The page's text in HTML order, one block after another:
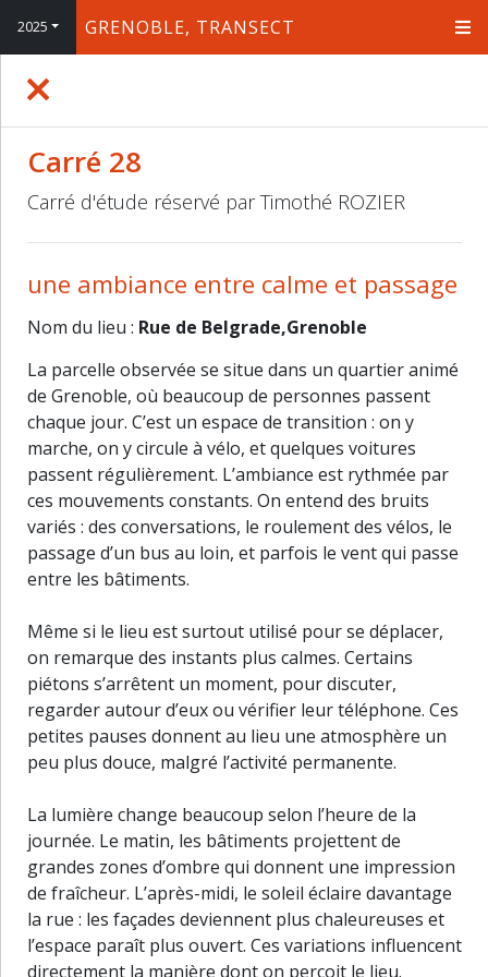
2025 GRENOBLE, TRANSECT
+
30 m
Carré 28
Carré d'étude réservé par Timothé ROZIER
une ambiance entre calme et passage
Nom du lieu : Rue de Belgrade,Grenoble
La parcelle observée se situe dans un quartier animé
de Grenoble, où beaucoup de personnes passent
chaque jour. C’est un espace de transition : on y
marche, on y circule à vélo, et quelques voitures
passent régulièrement. L’ambiance est rythmée par
ces mouvements constants. On entend des bruits
variés : des conversations, le roulement des vélos, le
passage d’un bus au loin, et parfois le vent qui passe
entre les bâtiments.
Même si le lieu est surtout utilisé pour se déplacer,
on remarque des instants plus calmes. Certains
piétons s’arrêtent un moment, pour discuter,
regarder autour d’eux ou vérifier leur téléphone. Ces
petites pauses donnent au lieu une atmosphère un
peu plus douce, malgré l’activité permanente.
La lumière change beaucoup selon l’heure de la
journée. Le matin, les bâtiments projettent de
grandes zones d’ombre qui donnent une impression
de fraîcheur. L’après-midi, le soleil éclaire davantage
la rue : les façades deviennent plus chaleureuses et
l’espace paraît plus ouvert. Ces variations influencent
directement la manière dont on perçoit le lieu.